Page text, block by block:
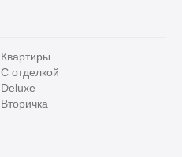
Квартиры
С отделкой
Deluxe
Вторичка